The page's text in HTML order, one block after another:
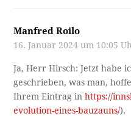
Manfred Roilo
16. Januar 2024 um 10:05
Ja, Herr Hirsch: Jetzt habe
geschrieben, was man,
Ihrem Eintrag inhttps://
evolution-eines-bauzauns/).